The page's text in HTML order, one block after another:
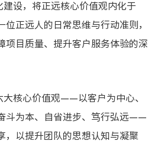
建设，将正远核心价值观内化于
位正远人的日常思维与行动准则，
项目质量、提升客户服务体验的深
大核心价值观——以客户为中心、
斗为本、自省进步、笃行弘远——
，以提升团队的思想认知与凝聚